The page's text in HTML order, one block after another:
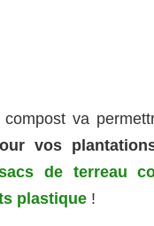
va
vos
de terreau
plastique !